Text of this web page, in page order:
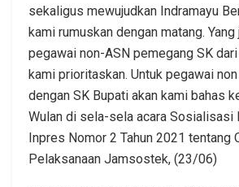
sekaligus mewujudkan Indramayu
kami rumuskan dengan matang.
pegawai non-ASN pemegang SK
kami prioritaskan. Untuk pegawai
dengan SK Bupati akan kami bahas
Wulan di sela-sela acara Sosialisasi
Inpres Nomor 2 Tahun 2021 tentang
Pelaksanaan Jamsostek, (23/06)